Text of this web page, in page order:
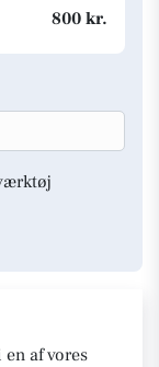
800 kr.
af vores